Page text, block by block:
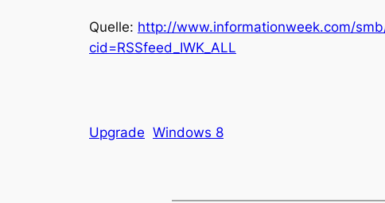
Quelle: http://www.informationweek.com/
cid=RSSfeed_IWK_ALL
Upgrade Windows 8